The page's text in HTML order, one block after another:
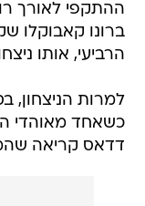
ההתקפי לאורך
הרביעי, אותו ניצחו האדומים
למרות
כשאחד מאוהדי
דדאס קריאה